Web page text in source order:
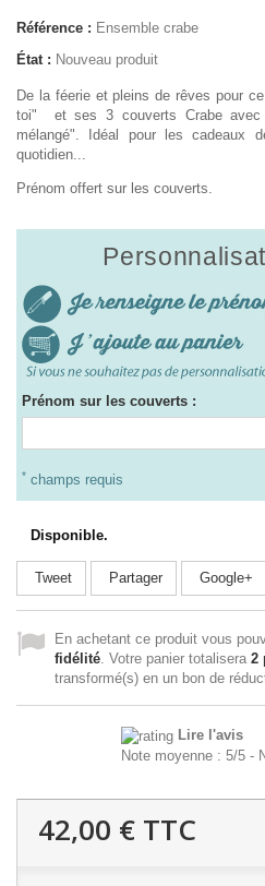
Référence : Ensemble crabe
État : Nouveau produit
De la féerie et pleins de rêves pour
toi" et ses 3 couverts Crabe avec
mélangé". Idéal pour les cadeaux
quotidien...
Prénom offert sur les couverts.
Prénom sur les couverts :
* champs requis
Disponible.
Tweet Partager Google+
En achetant ce produit vous
fidélité. Votre panier totalisera 2
transformé(s) en un bon de
Lire l'avis
Note moyenne : 5/5-
42,00 € TTC